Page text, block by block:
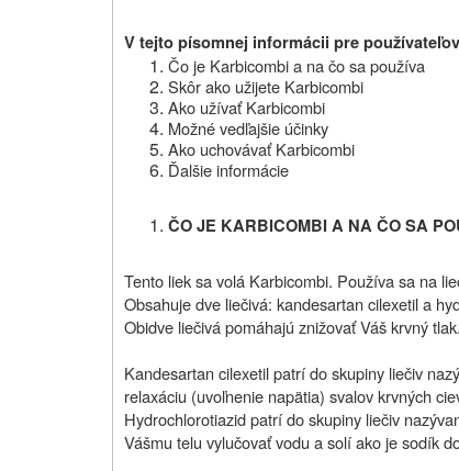
V tejto písomnej informácii pre
Čo je Karbicombi a na čo sa používa
Skôr ako užijete Karbicombi
Ako užívať Karbicombi
Možné vedľajšie účinky
Ako uchovávať Karbicombi
Ďalšie informácie
ČO JE KARBICOMBI A NA ČO SA
Tento liek sa volá Karbicombi. Používa sa na
Obsahuje dve liečivá: kandesartan cilexetil a
Obidve liečivá pomáhajú znižovať Váš krvný tlak.
Kandesartan cilexetil patrí do skupiny liečiv
relaxáciu (uvoľnenie napätia) svalov krvných
Hydrochlorotiazid patrí do skupiny liečiv
Vášmu telu vylučovať vodu a solí ako je sodík